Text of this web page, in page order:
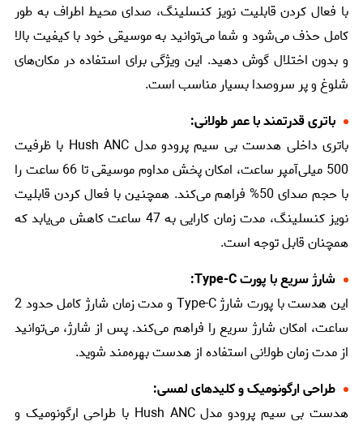
با فعال کردن قابلیت نویز کنسلینگ، صدای محیط اطراف به طور
کامل حذف می‌شود و شما می‌توانید به موسیقی خود با کیفیت بالا
و بدون اختلال گوش دهید. این ویژگی برای استفاده در مکان‌های
شلوغ و پر سروصدا بسیار مناسب است.
باتری قدرتمند با عمر طولانی:
باتری داخلی هدست بی سیم پرودو مدل Hush ANC با ظرفیت
500 میلی‌آمپر ساعت، امکان پخش مداوم موسیقی تا 66 ساعت را
با حجم صدای 50% فراهم می‌کند. همچنین با فعال کردن قابلیت
نویز کنسلینگ، مدت زمان کارایی به 47 ساعت کاهش می‌یابد که
همچنان قابل توجه است.
شارژ سریع با پورت Type-C:
این هدست با پورت شارژ Type-C و مدت زمان شارژ کامل حدود 2
ساعت، امکان شارژ سریع را فراهم می‌کند. پس از شارژ، می‌توانید
از مدت زمان طولانی استفاده از هدست بهره‌مند شوید.
طراحی ارگونومیک و کلیدهای لمسی:
هدست بی سیم پرودو مدل Hush ANC با طراحی ارگونومیک و